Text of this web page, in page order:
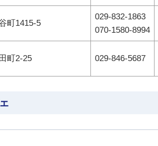
町1415-5
029-832-1863
070-1580-8994
町2-25 029-846-5687